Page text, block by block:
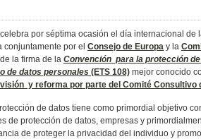
por séptima ocasión el día internacional de
por el Consejo de Europa y la
la firma de la Convención para la protección
de datos personales (ETS 108) mejor conocido
y reforma por parte del Comité Consultivo
de datos tiene como primordial objetivo
de protección de datos, empresas y
de proteger la privacidad del individuo y